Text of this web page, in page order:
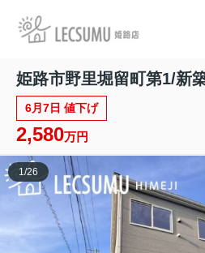
姫路市野里堀留町第1/新
6月7日 値下げ
2,580万円
1 /26